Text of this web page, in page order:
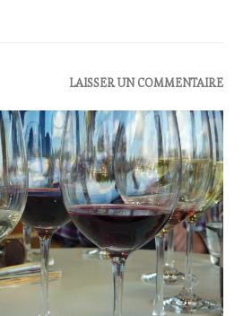
LAISSER UN COMMENTAIRE